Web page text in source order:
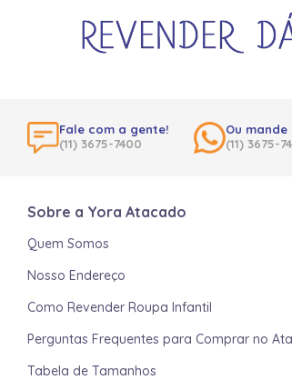
Fale com a gente!
(11) 3675-7400
Ou
(11) 3675-
Sobre a Yora Atacado
Quem Somos
Nosso Endereço
Como Revender Roupa Infantil
Perguntas Frequentes para Comprar no
Tabela de Tamanhos